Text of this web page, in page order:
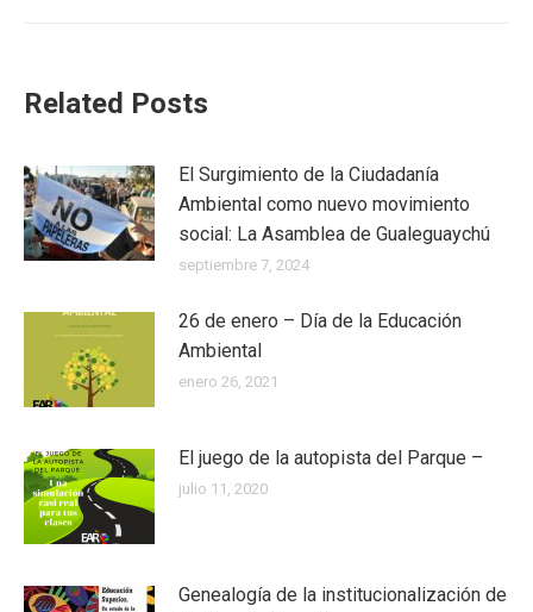
Related Posts
El Surgimiento de la Ciudadanía
Ambiental como nuevo movimiento
social: La Asamblea de Gualeguaychú
septiembre 7, 2024
26 de enero – Día de la Educación
Ambiental
enero 26, 2021
El juego de la autopista del Parque –
julio 11, 2020
Genealogía de la institucionalización de